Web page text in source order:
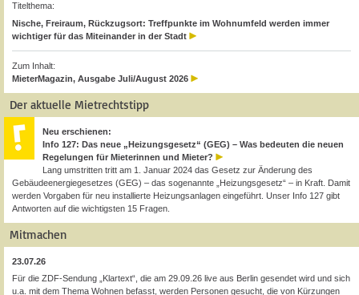
Titelthema:
Nische, Freiraum, Rückzugsort: Treffpunkte im Wohnumfeld werden immer
wichtiger für das Miteinander in der Stadt
Zum Inhalt:
MieterMagazin, Ausgabe Juli/August 2026
Der aktuelle Mietrechtstipp
Neu erschienen:
Info 127: Das neue „Heizungsgesetz“ (GEG) – Was bedeuten die neuen
Regelungen für Mieterinnen und Mieter?
Lang umstritten tritt am 1. Januar 2024 das Gesetz zur Änderung des
Gebäudeenergiegesetzes (GEG) – das sogenannte „Heizungsgesetz“ – in Kraft. Damit
werden Vorgaben für neu installierte Heizungsanlagen eingeführt. Unser Info 127 gibt
Antworten auf die wichtigsten 15 Fragen.
Mitmachen
23.07.26
Für die ZDF-Sendung „Klartext“, die am 29.09.26 live aus Berlin gesendet wird und sich
u.a. mit dem Thema Wohnen befasst, werden Personen gesucht, die von Kürzungen